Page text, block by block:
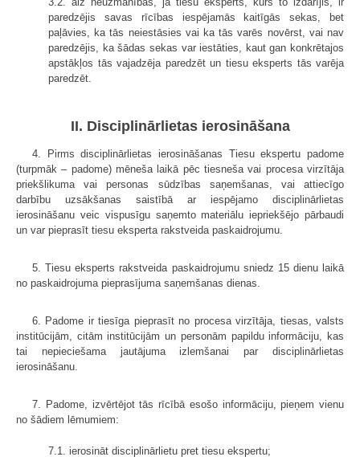
paredzējis savas rīcības iespējamās kaitīgās sekas, bet
paļāvies, ka tās neiestāsies vai ka tās varēs novērst, vai nav
paredzējis, ka šādas sekas var iestāties, kaut gan konkrētajos
apstākļos tās vajadzēja paredzēt un tiesu eksperts tās varēja
paredzēt.
II. Disciplinārlietas ierosināšana
4. Pirms disciplinārlietas ierosināšanas Tiesu ekspertu padome
(turpmāk – padome) mēneša laikā pēc tiesneša vai procesa virzītāja
priekšlikuma vai personas sūdzības saņemšanas, vai attiecīgo
darbību uzsākšanas saistībā ar iespējamo disciplinārlietas
ierosināšanu veic vispusīgu saņemto materiālu iepriekšējo pārbaudi
un var pieprasīt tiesu eksperta rakstveida paskaidrojumu.
5. Tiesu eksperts rakstveida paskaidrojumu sniedz 15 dienu laikā
no paskaidrojuma pieprasījuma saņemšanas dienas.
6. Padome ir tiesīga pieprasīt no procesa virzītāja, tiesas, valsts
institūcijām, citām institūcijām un personām papildu informāciju, kas
tai nepieciešama jautājuma izlemšanai par disciplinārlietas
ierosināšanu.
7. Padome, izvērtējot tās rīcībā esošo informāciju, pieņem vienu
no šādiem lēmumiem:
7.1. ierosināt disciplinārlietu pret tiesu ekspertu;